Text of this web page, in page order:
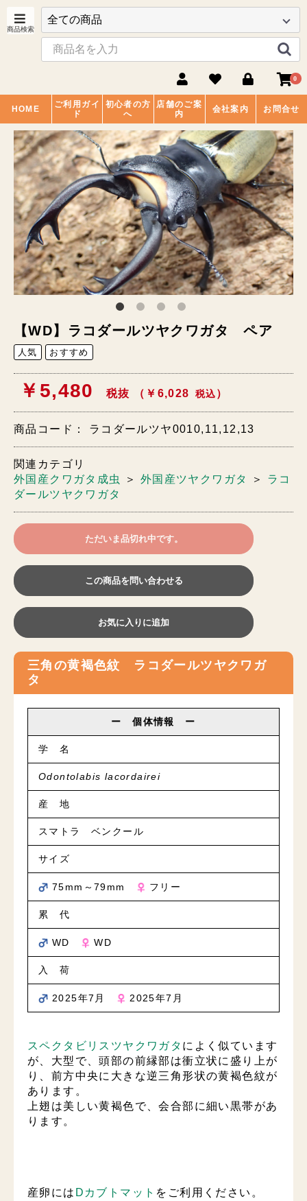
0
HOME
ご利用ガイ
ド
初心者の方
へ
店舗のご案
内
会社案内 お問合せ
【WD】ラコダールツヤクワガタ ペア
人気 おすすめ
￥5,480 税抜 （￥6,028 税込）
商品コード： ラコダールツヤ0010,11,12,13
関連カテゴリ
外国産クワガタ成虫
＞ 外国産ツヤクワガタ ＞
ラコ
ダールツヤクワガタ
ただいま品切れ中です。
この商品を問い合わせる
お気に入りに追加
三角の黄褐色紋 ラコダールツヤクワガ
タ
ー 個体情報 ー
学 名
Odontolabis lacordairei
産 地
スマトラ ベンクール
サイズ
75mm～79mm フリー
累 代
WD WD
入 荷
2025年7月 2025年7月
スペクタビリスツヤクワガタ によく似ています
が、大型で、頭部の前縁部は衝立状に盛り上が
り、前方中央に大きな逆三角形状の黄褐色紋が
あります。
上翅は美しい黄褐色で、会合部に細い黒帯があ
ります。
産卵には Dカブトマット をご利用ください。